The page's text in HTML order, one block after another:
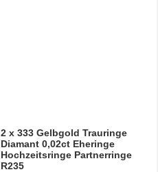
2 x 333 Gelbgold Trauringe
Diamant 0,02ct Eheringe
Hochzeitsringe Partnerringe
R235